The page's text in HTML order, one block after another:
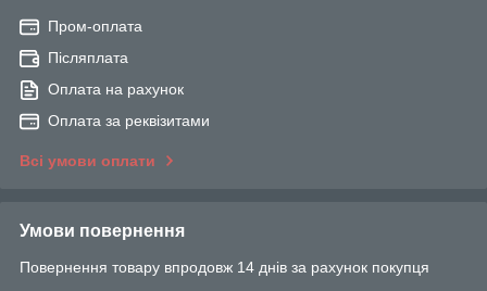
Пром-оплата
Післяплата
Оплата на рахунок
Оплата за реквізитами
Всі умови оплати
Умови повернення
Повернення товару впродовж 14 днів за рахунок покупця